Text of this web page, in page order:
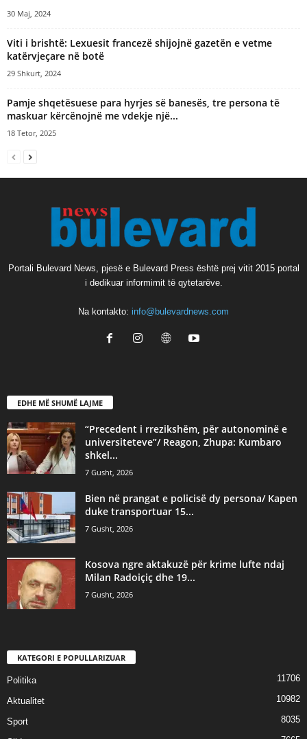
30 Maj, 2024
Viti i brishtë: Lexuesit francezë shijojnë gazetën e vetme
katërvjeçare në botë
29 Shkurt, 2024
Pamje shqetësuese para hyrjes së banesës, tre persona të
maskuar kërcënojnë me vdekje një...
18 Tetor, 2025
Portali Bulevard News, pjesë e Bulevard Press është prej vitit 2015 portal
i dedikuar informimit të qytetarëve.
Na kontakto: info@bulevardnews.com
EDHE MË SHUMË LAJME
“Precedent i rrezikshëm, për autonominë e
universiteteve”/ Reagon, Zhupa: Kumbaro
shkel...
7 Gusht, 2026
Bien në prangat e policisë dy persona/ Kapen
duke transportuar 15...
7 Gusht, 2026
Kosova ngre aktakuzë për krime lufte ndaj
Milan Radoiçiç dhe 19...
7 Gusht, 2026
KATEGORI E POPULLARIZUAR
Politika 11706
Aktualitet 10982
Sport 8035